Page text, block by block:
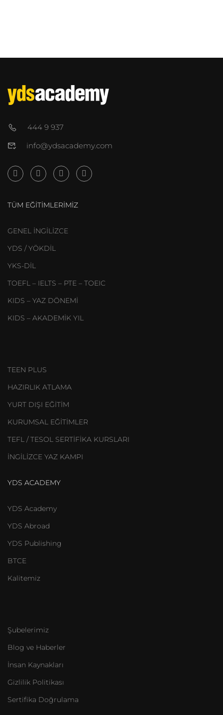
444 9 937
info@ydsacademy.com
TÜM EĞITIMLERIMIZ
GENEL İNGİLİZCE
YDS / YÖKDİL
YKS-DİL
TOEFL – IELTS – PTE – TOEIC
KIDS – YAZ DÖNEMİ
KIDS – AKADEMİK YIL
TEEN PLUS
HAZIRLIK ATLAMA
YURT DIŞI EĞİTİM
KURUMSAL EĞİTİMLER
TEFL / TESOL SERTİFİKA KURSLARI
İNGİLİZCE YAZ KAMPI
YDS ACADEMY
YDS Academy
YDS Abroad
YDS Publishing
BTCE
Kalitemiz
Şubelerimiz
Blog ve Haberler
İnsan Kaynakları
Gizlilik Politikası
Sertifika Doğrulama